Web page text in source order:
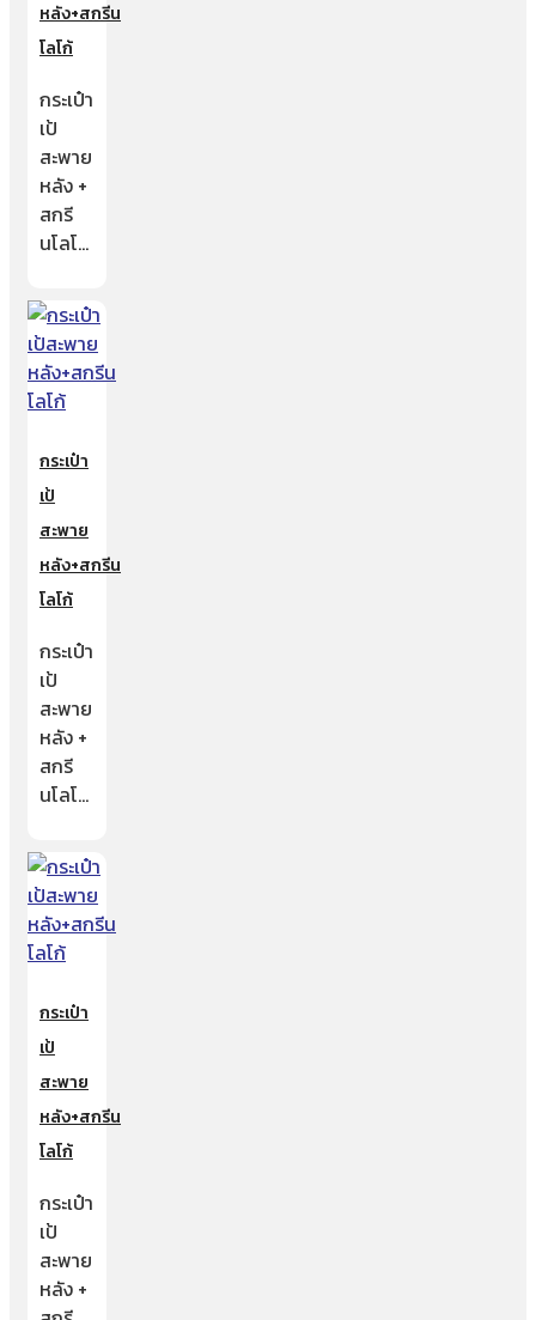
หลัง+สกรีน
โลโก้
กระเป๋า
เป้
สะพาย
หลัง +
สกรี
นโลโ…
กระเป๋า
เป้
สะพาย
หลัง+สกรีน
โลโก้
กระเป๋า
เป้
สะพาย
หลัง +
สกรี
นโลโ…
กระเป๋า
เป้
สะพาย
หลัง+สกรีน
โลโก้
กระเป๋า
เป้
สะพาย
หลัง +